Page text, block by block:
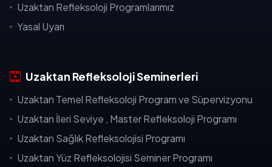
Uzaktan Refleksoloji Programlarımız
Yasal Uyarı
Uzaktan Refleksoloji Seminerleri
Uzaktan Temel Refleksoloji Program ve Süpervizyonu
Uzaktan İleri Seviye , Master Refleksoloji Programı
Uzaktan Sağlık Refleksolojisi Programı
Uzaktan Yüz Refleksolojisi Seminer Programı